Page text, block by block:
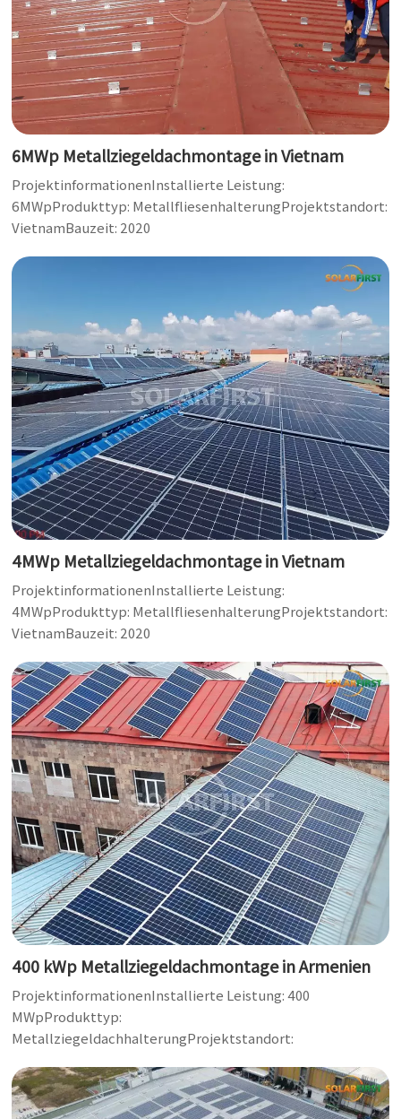
6MWp Metallziegeldachmontage in Vietnam
ProjektinformationenInstallierte Leistung:
6MWpProdukttyp: MetallfliesenhalterungProjektstandort:
VietnamBauzeit: 2020
4MWp Metallziegeldachmontage in Vietnam
ProjektinformationenInstallierte Leistung:
4MWpProdukttyp: MetallfliesenhalterungProjektstandort:
VietnamBauzeit: 2020
400 kWp Metallziegeldachmontage in Armenien
ProjektinformationenInstallierte Leistung: 400
MWpProdukttyp:
MetallziegeldachhalterungProjektstandort: